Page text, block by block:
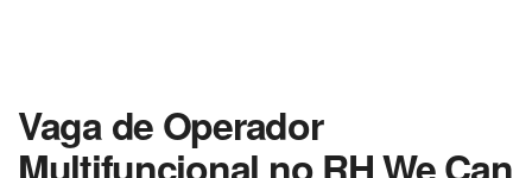
Vaga de Operador